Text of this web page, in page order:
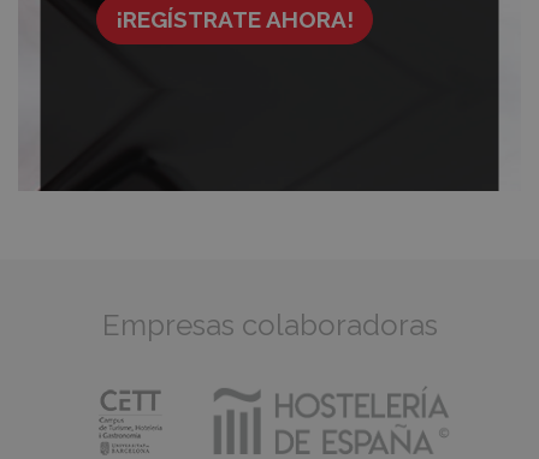
¡REGÍSTRATE AHORA!
Empresas colaboradoras